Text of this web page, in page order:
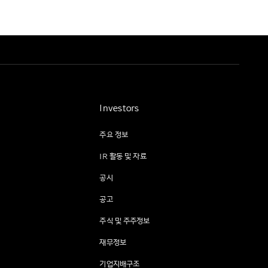
Investors
주요 정보
IR 활동 및 자료
공시
공고
주식 및 주주정보
재무정보
기업지배구조